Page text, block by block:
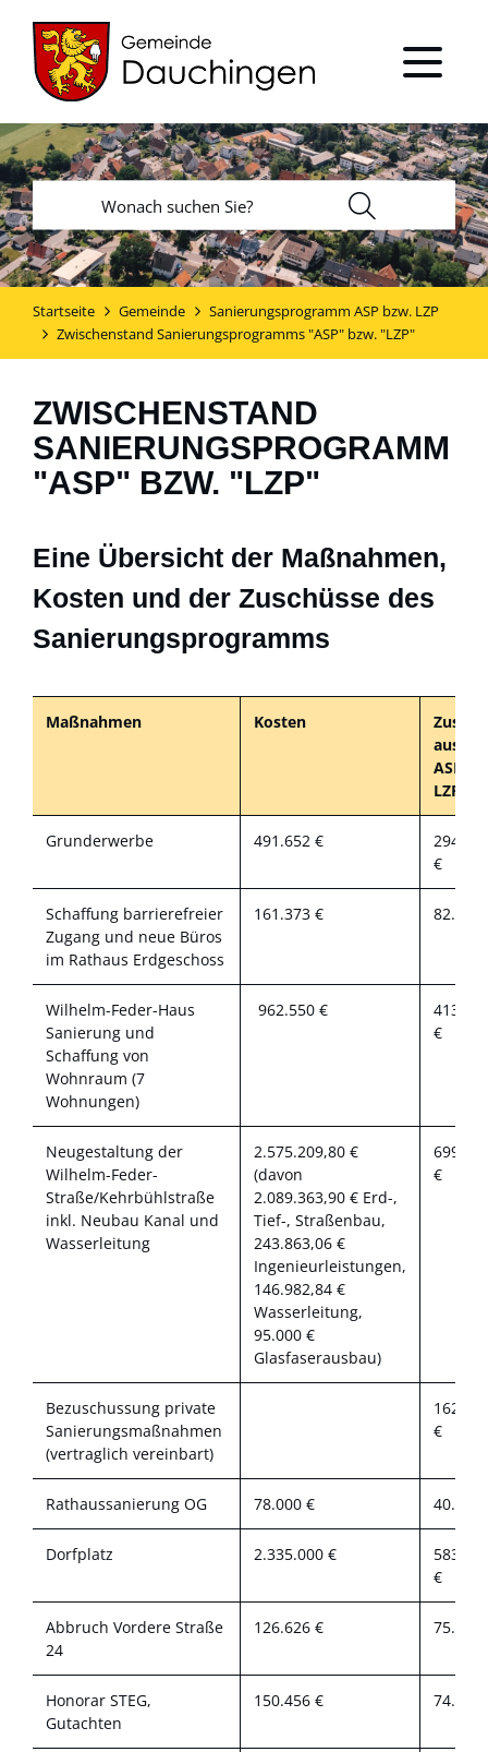
Startseite Gemeinde
Sanierungsprogramm ASP bzw. LZP
Zwischenstand Sanierungsprogramms "ASP" bzw. "LZP"
ZWISCHENSTAND
SANIERUNGSPROGRAMM
"ASP" BZW. "LZP"
Eine Übersicht der Maßnahmen,
Kosten und der Zuschüsse des
Sanierungsprogramms
Maßnahmen Kosten
aus
ASP
LZP
Grunderwerbe 491.652 €
€
Schaffung barrierefreier
Zugang und neue Büros
im Rathaus Erdgeschoss
161.373 € 82.300
Wilhelm-Feder-Haus
Sanierung und
Schaffung von
Wohnraum (7
Wohnungen)
962.550 €
€
Neugestaltung der
Wilhelm-Feder-
Straße/Kehrbühlstraße
inkl. Neubau Kanal und
Wasserleitung
2.575.209,80 €
(davon
2.089.363,90 € Erd-,
Tief-, Straßenbau,
243.863,06 €
Ingenieurleistungen,
146.982,84 €
Wasserleitung,
95.000 €
Glasfaserausbau)
€
Bezuschussung private
Sanierungsmaßnahmen
(vertraglich vereinbart)
€
Rathaussanierung OG 78.000 € 40.560
Dorfplatz 2.335.000 €
€
Abbruch Vordere Straße
24
126.626 € 75.976
Honorar STEG,
Gutachten
150.456 € 74.831